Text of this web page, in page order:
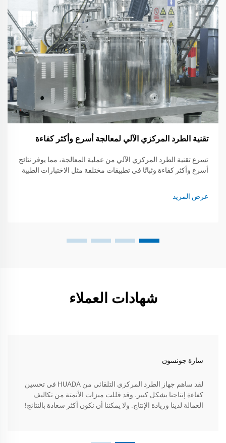
تقنية الطرد المركزي الآلي لمعالجة أسرع وأكثر كفاءة
تسرع تقنية الطرد المركزي الآلي من عملية المعالجة، مما يوفر نتائج
أسرع وأكثر كفاءة وثباتًا في تطبيقات مختلفة مثل الاختبارات الطبية
عرض المزيد
شهادات العملاء
سارة جونسون
لقد ساهم جهاز الطرد المركزي التلقائي من HUADA في تحسين
كفاءة إنتاجنا بشكل كبير. وقد قللت ميزات الأتمتة من تكاليف
العمالة لدينا وزيادة الإنتاج. ولا يمكننا أن نكون أكثر سعادة بالنتائج!